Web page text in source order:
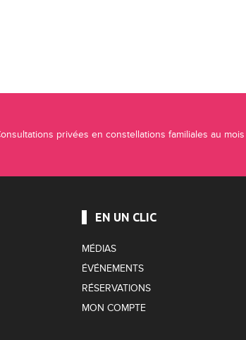
privées en constellations familiales au mois
EN UN CLIC
MÉDIAS
ÉVÉNEMENTS
RÉSERVATIONS
MON COMPTE